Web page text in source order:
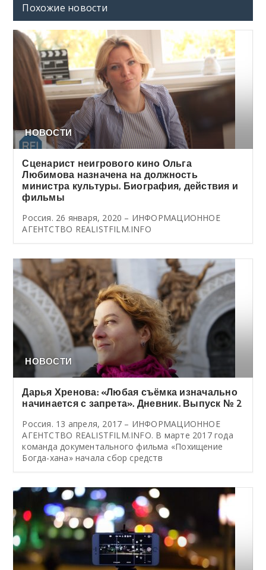
Похожие новости
НОВОСТИ
Сценарист неигрового кино Ольга
Любимова назначена на должность
министра культуры. Биография, действия и
фильмы
Россия. 26 января, 2020 – ИНФОРМАЦИОННОЕ
АГЕНТСТВО REALISTFILM.INFO
НОВОСТИ
Дарья Хренова: «Любая съёмка изначально
начинается с запрета». Дневник. Выпуск № 2
Россия. 13 апреля, 2017 – ИНФОРМАЦИОННОЕ
АГЕНТСТВО REALISTFILM.INFO. В марте 2017 года
команда документального фильма «Похищение
Богда-хана» начала сбор средств